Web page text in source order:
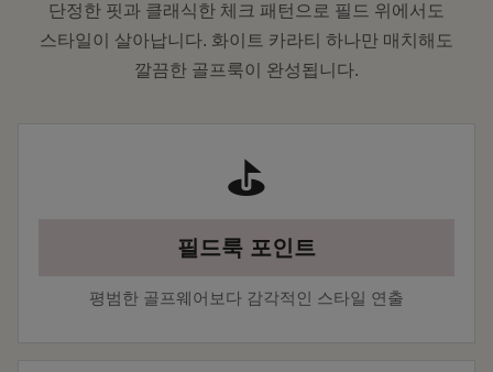
단정한 핏과 클래식한 체크 패턴으로 필드 위에서도
스타일이 살아납니다. 화이트 카라티 하나만 매치해도
깔끔한 골프룩이 완성됩니다.
⛳
필드룩 포인트
평범한 골프웨어보다 감각적인 스타일 연출